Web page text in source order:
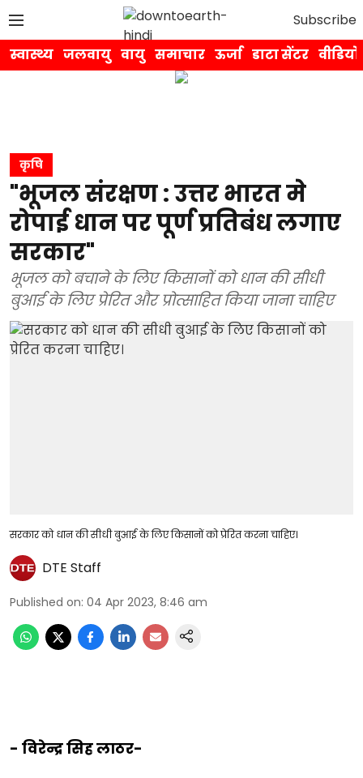
Subscribe
स्वास्थ्य जलवायु वायु समाचार ऊर्जा डाटा सेंटर वीडियो
कृषि
"भूजल संरक्षण : उत्तर भारत मे
रोपाई धान पर पूर्ण प्रतिबंध लगाए
सरकार"
भूजल को बचाने के लिए किसानों को धान की सीधी
बुआई के लिए प्रेरित और प्रोत्साहित किया जाना चाहिए
सरकार को धान की सीधी बुआई के लिए किसानों को प्रेरित करना चाहिए।
DTE Staff
Published on: 04 Apr 2023, 8:46 am
- विरेन्द्र सिह लाठर-